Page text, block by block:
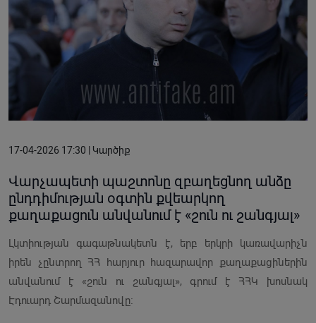
17-04-2026 17:30 | Կարծիք
Վարչապետի պաշտոնը զբաղեցնող անձը
ընդդիմության օգտին քվեարկող
քաղաքացուն անվանում է «շուն ու շանգյալ»
Լկտիության գագաթնակետն է, երբ երկրի կառավարիչն
իրեն չընտրող ՀՀ հարյուր հազարավոր քաղաքացիներին
անվանում է «շուն ու շանգյալ», գրում է ՀՀԿ խոսնակ
Էդուարդ Շարմազանովը։